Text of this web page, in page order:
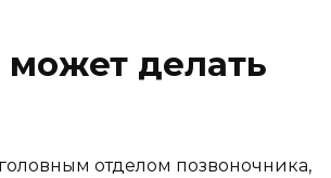
может делать
отделом позвоночника,